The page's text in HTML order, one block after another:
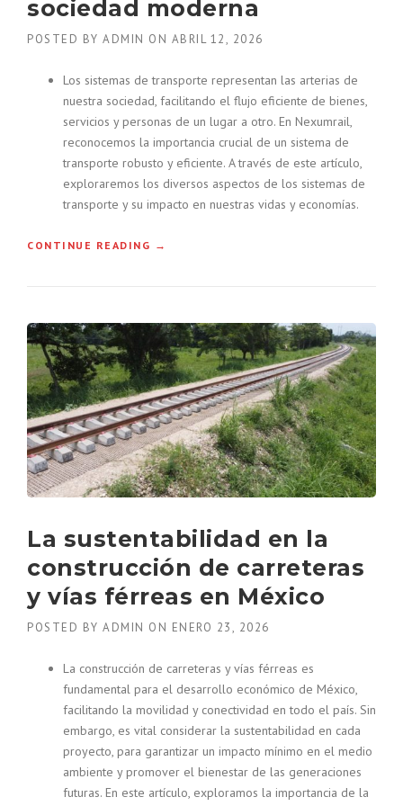
I
A
C
T
O
S
F
R
V
I
O
S
:
U
N
A
P
E
R
S
E
C
T
I
A
E
X
U
M
R
A
sociedad moderna
POSTED BY ADMIN ON ABRIL 12, 2026
Los sistemas de transporte representan las arterias de
nuestra sociedad, facilitando el flujo eficiente de bienes,
servicios y personas de un lugar a otro. En Nexumrail,
reconocemos la importancia crucial de un sistema de
transporte robusto y eficiente. A través de este artículo,
exploraremos los diversos aspectos de los sistemas de
transporte y su impacto en nuestras vidas y economías.
CONTINUE READING “
I
S
T
E
M
A
S
D
E
T
A
N
S
O
R
:
C
O
L
U
→
La sustentabilidad en la
construcción de carreteras
y vías férreas en México
POSTED BY ADMIN ON ENERO 23, 2026
La construcción de carreteras y vías férreas es
fundamental para el desarrollo económico de México,
facilitando la movilidad y conectividad en todo el país. Sin
embargo, es vital considerar la sustentabilidad en cada
proyecto, para garantizar un impacto mínimo en el medio
ambiente y promover el bienestar de las generaciones
futuras. En este artículo, exploramos la importancia de la